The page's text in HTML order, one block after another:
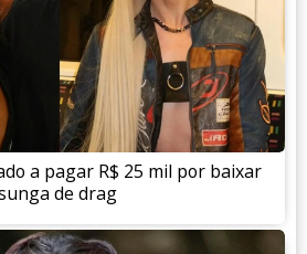
a pagar R$ 25 mil por baixar
de drag